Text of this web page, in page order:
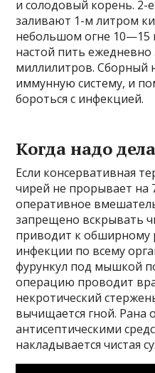
и солодовый корень. 2-
заливают 1-м литром
небольшом огне 10—15
настой пить
миллилитров. Сборный
иммунную систему, и
бороться с инфекцией.
Когда надо
Если консервативная
чирей не прорывает на
оперативное
запрещено вскрывать
приводит к обширному
инфекции по всему
фурункул под мышкой
операцию проводит
некротический
вычищается гной. Рана
антисептическими
накладывается чистая